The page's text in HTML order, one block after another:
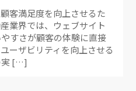
客満足度を向上させるた
業界では、ウェブサイト
すさが顧客の体験に直接
ーザビリティを向上させる
実 […]